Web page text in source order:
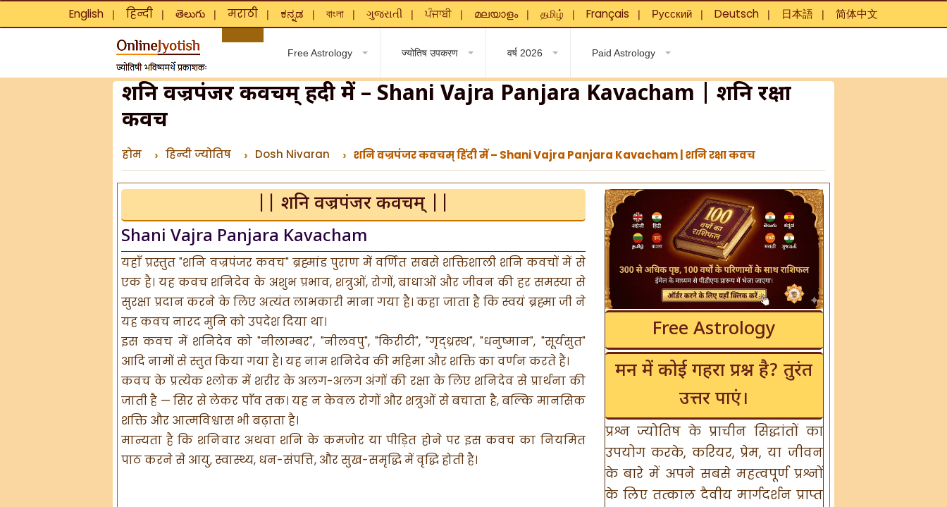
English ❘ हिन्दी ❘ తెలుగు ❘ मराठी ❘ ಕನ್ನಡ ❘ বাংলা ❘ ગુજરાતી ❘ ਪੰਜਾਬੀ ❘ മലയാളം ❘ தமிழ் ❘ Français ❘ Русский ❘ Deutsch ❘ 日本語 ❘ 简体中文
Free Astrology ज्योतिष उपकरण वर्ष 2026 Paid Astrology
शनि वज्रपंजर कवचम् हिंदी में – Shani Vajra Panjara Kavacham | शनि रक्षा
कवच
होम हिन्दी ज्योतिष Dosh Nivaran शनि वज्रपंजर कवचम् हिंदी में – Shani Vajra Panjara Kavacham | शनि रक्षा कवच
|| शनि वज्रपंजर कवचम् ||
Shani Vajra Panjara Kavacham
यहाँ प्रस्तुत "शनि वज्रपंजर कवच" ब्रह्मांड पुराण में वर्णित सबसे शक्तिशाली शनि कवचों में से
एक है। यह कवच शनिदेव के अशुभ प्रभाव, शत्रुओं, रोगों, बाधाओं और जीवन की हर समस्या से
सुरक्षा प्रदान करने के लिए अत्यंत लाभकारी माना गया है। कहा जाता है कि स्वयं ब्रह्मा जी ने
यह कवच नारद मुनि को उपदेश दिया था।
इस कवच में शनिदेव को "नीलाम्बर", "नीलवपु", "किरीटी", "गृद्ध्रस्थ", "धनुष्मान", "सूर्यसुत"
आदि नामों से स्तुत किया गया है। यह नाम शनिदेव की महिमा और शक्ति का वर्णन करते हैं।
कवच के प्रत्येक श्लोक में शरीर के अलग-अलग अंगों की रक्षा के लिए शनिदेव से प्रार्थना की
जाती है — सिर से लेकर पाँव तक। यह न केवल रोगों और शत्रुओं से बचाता है, बल्कि मानसिक
शक्ति और आत्मविश्वास भी बढ़ाता है।
मान्यता है कि शनिवार अथवा शनि के कमजोर या पीड़ित होने पर इस कवच का नियमित
पाठ करने से आयु, स्वास्थ्य, धन-संपत्ति, और सुख-समृद्धि में वृद्धि होती है।
Free Astrology
मन में कोई गहरा प्रश्न है? तुरंत
उत्तर पाएं।
प्रश्न ज्योतिष के प्राचीन सिद्धांतों का
उपयोग करके, करियर, प्रेम, या जीवन
के बारे में अपने सबसे महत्वपूर्ण प्रश्नों
के लिए तत्काल दैवीय मार्गदर्शन प्राप्त